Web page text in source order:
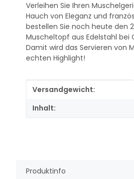
Verleihen Sie Ihren
Hauch von Eleganz und
bestellen Sie noch heute den
Muscheltopf aus Edelstahl bei
Damit wird das Servieren von
echten Highlight!
Produkteigenschaft
Wert
Versandgewicht:
Inhalt:
Produktinfo